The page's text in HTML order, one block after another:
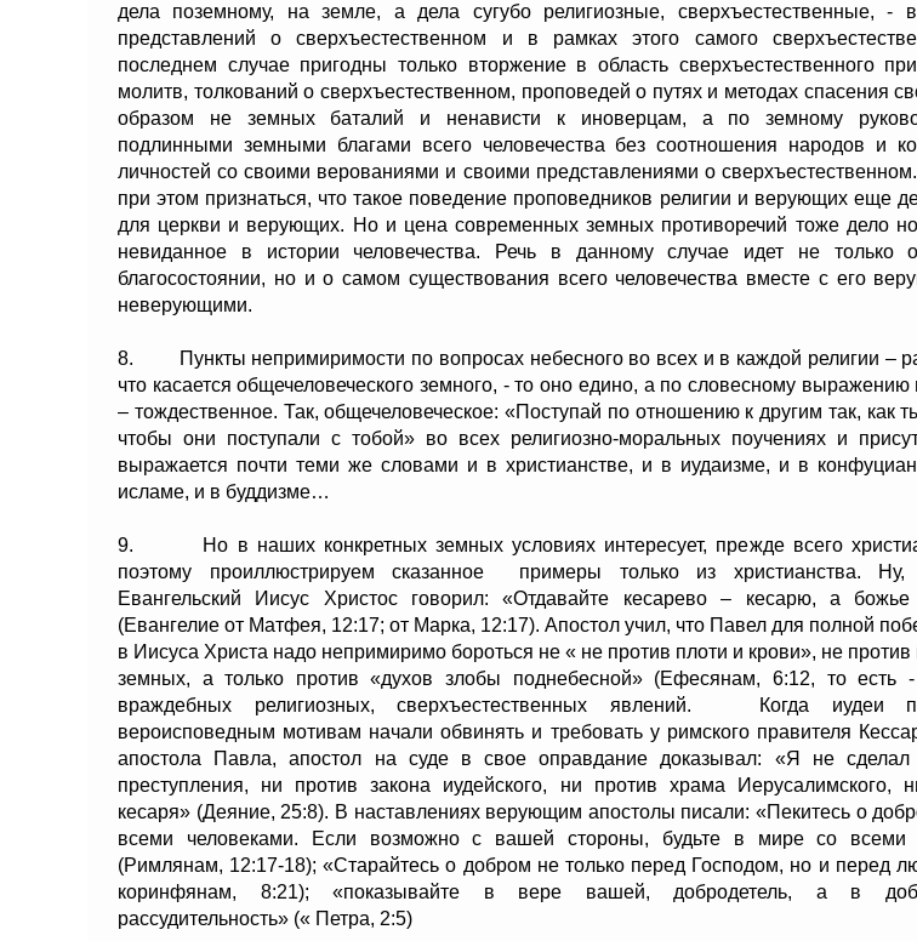
дела поземному, на земле, а дела сугубо религиозные, сверхъестественные, -
представлений о сверхъестественном и в рамках этого самого
последнем случае пригодны только вторжение в область сверхъестественного
молитв, толкований о сверхъестественном, проповедей о путях и методах спасения
образом не земных баталий и ненависти к иноверцам, а по земному
подлинными земными благами всего человечества без соотношения народов и
личностей со своими верованиями и своими представлениями о
при этом признаться, что такое поведение проповедников религии и верующих еще
для церкви и верующих. Но и цена современных земных противоречий тоже дело
невиданное в истории человечества. Речь в данному случае идет не только
благосостоянии, но и о самом существования всего человечества вместе с его
неверующими.
8. Пункты непримиримости по вопросах небесного во всех и в каждой религии –
что касается общечеловеческого земного, - то оно едино, а по словесному выражению
– тождественное. Так, общечеловеческое: «Поступай по отношению к другим так, как
чтобы они поступали с тобой» во всех религиозно-моральных поучениях и
выражается почти теми же словами и в христианстве, и в иудаизме, и в
исламе, и в буддизме…
9. Но в наших конкретных земных условиях интересует, прежде всего
поэтому проиллюстрируем сказанное примеры только из христианства. Ну,
Евангельский Иисус Христос говорил: «Отдавайте кесарево – кесарю, а
(Евангелие от Матфея, 12:17; от Марка, 12:17). Апостол учил, что Павел для полной
в Иисуса Христа надо непримиримо бороться не « не против плоти и крови», не против
земных, а только против «духов злобы поднебесной» (Ефесянам, 6:12, то есть
враждебных религиозных, сверхъестественных явлений. Когда иудеи
вероисповедным мотивам начали обвинять и требовать у римского правителя
апостола Павла, апостол на суде в свое оправдание доказывал: «Я не сделал
преступления, ни против закона иудейского, ни против храма Иерусалимского,
кесаря» (Деяние, 25:8). В наставлениях верующим апостолы писали: «Пекитесь о
всеми человеками. Если возможно с вашей стороны, будьте в мире со всеми
(Римлянам, 12:17-18); «Старайтесь о добром не только перед Господом, но и перед
коринфянам, 8:21); «показывайте в вере вашей, добродетель, а в
рассудительность» (« Петра, 2:5)